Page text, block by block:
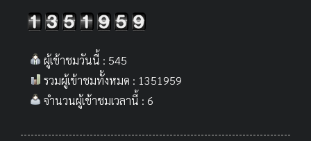
ผู้เข้าชมวันนี้ : 545
รวมผู้เข้าชมทั้งหมด : 1351959
จำนวนผู้เข้าชมเวลานี้ : 6